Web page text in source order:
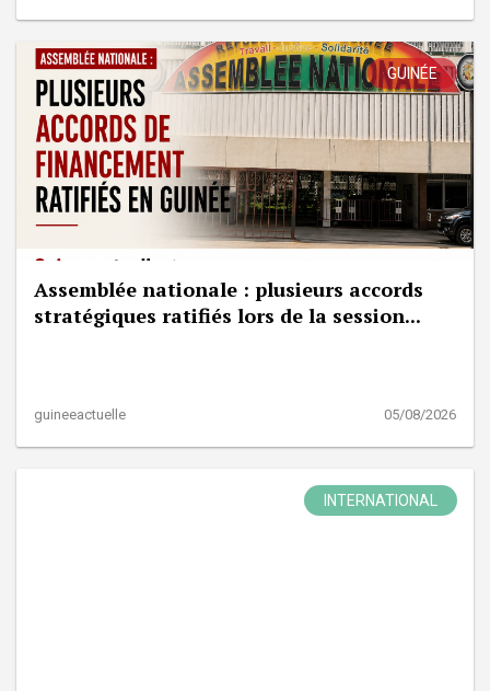
GUINÉE
Assemblée nationale : plusieurs accords
stratégiques ratifiés lors de la session...
guineeactuelle 05/08/2026
INTERNATIONAL